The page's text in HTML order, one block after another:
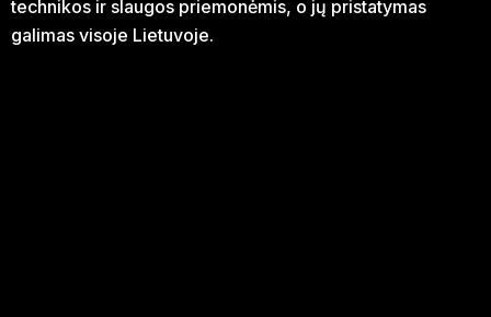
technikos ir slaugos priemonėmis, o jų pristatymas
galimas visoje Lietuvoje.